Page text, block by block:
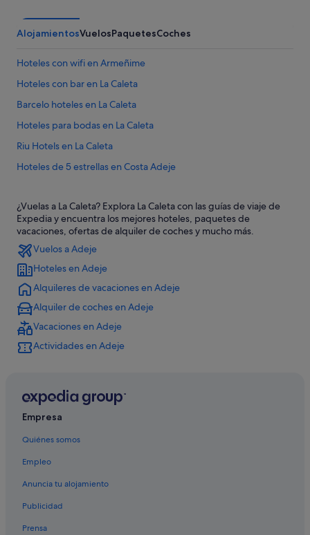
AlojamientosVuelosPaquetesCoches
Hoteles con wifi en Armeñime
Hoteles con bar en La Caleta
Barcelo hoteles en La Caleta
Hoteles para bodas en La Caleta
Riu Hotels en La Caleta
Hoteles de 5 estrellas en Costa Adeje
Hoteles que aceptan mascotas en El Duque
Casas privadas de vacaciones en Fañabé
Hoteles cerca de Playa El Duque
Hoteles en la playa en El Duque
Apartamentos en Fañabé
Hoteles cerca de Parque nacional La Caleta
Costa Adeje hoteles
Hoteles con spa en La Caleta
Hoteles baratos en La Caleta
Hoteles con todo incluido en Tenerife
Hard Rock Hotels en La Caleta
Iberostar hoteles en El Duque
¿Vuelas a La Caleta? Explora La Caleta con las guías de viaje de
Expedia y encuentra los mejores hoteles, paquetes de
vacaciones, ofertas de alquiler de coches y mucho más.
Vuelos a Adeje
Hoteles en Adeje
Alquileres de vacaciones en Adeje
Alquiler de coches en Adeje
Vacaciones en Adeje
Actividades en Adeje
Empresa
Quiénes somos
Empleo
Anuncia tu alojamiento
Publicidad
Prensa